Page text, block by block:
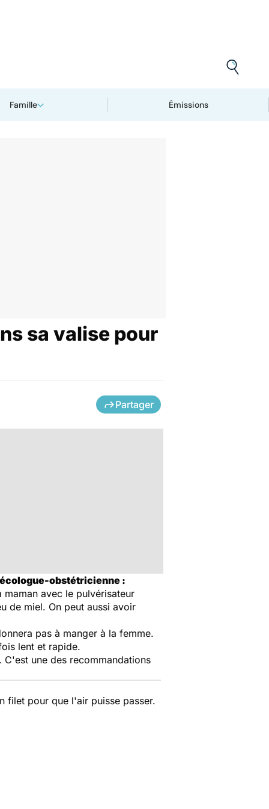
Famille Émissions
sa valise pour
Partager
obstétricienne :
avec le pulvérisateur
de miel. On peut aussi avoir
pas à manger à la femme.
lent et rapide.
C'est une des recommandations
filet pour que l'air puisse passer.